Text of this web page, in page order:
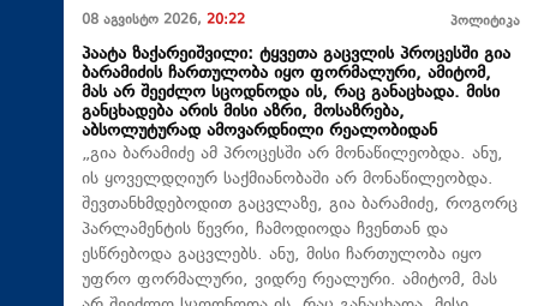
08 აგვისტო 2026, 20:22 პოლიტიკა
პაატა ზაქარეიშვილი: ტყვეთა გაცვლის პროცესში გია
ბარამიძის ჩართულობა იყო ფორმალური, ამიტომ,
მას არ შეეძლო სცოდნოდა ის, რაც განაცხადა. მისი
განცხადება არის მისი აზრი, მოსაზრება,
აბსოლუტურად ამოვარდნილი რეალობიდან
„გია ბარამიძე ამ პროცესში არ მონაწილეობდა. ანუ,
ის ყოველდღიურ საქმიანობაში არ მონაწილეობდა.
შევთანხმდებოდით გაცვლაზე, გია ბარამიძე, როგორც
პარლამენტის წევრი, ჩამოდიოდა ჩვენთან და
ესწრებოდა გაცვლებს. ანუ, მისი ჩართულობა იყო
უფრო ფორმალური, ვიდრე რეალური. ამიტომ, მას